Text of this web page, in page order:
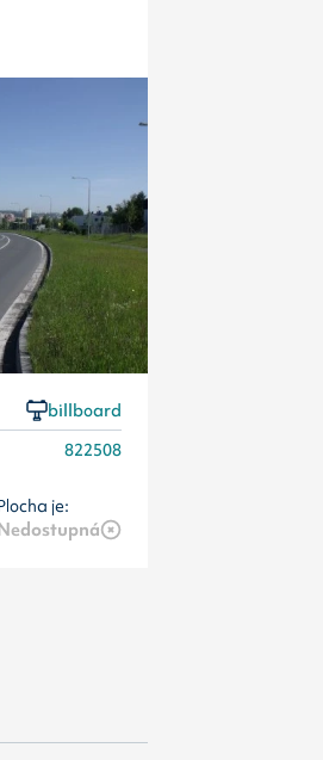
billboard
822508
je: